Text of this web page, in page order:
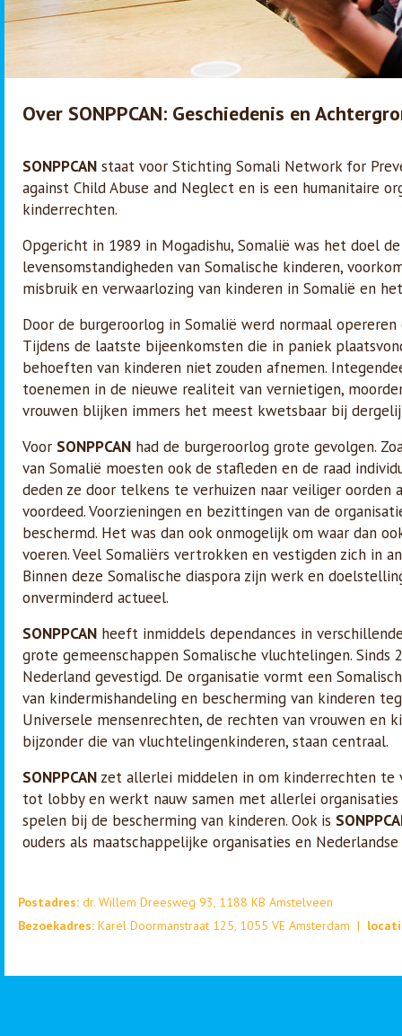
Over SONPPCAN: Geschiedenis en
SONPPCAN staat voor Stichting Somali Network for
against Child Abuse and Neglect en is een humanitaire
kinderrechten.
Opgericht in 1989 in Mogadishu, Somalië was het doel
levensomstandigheden van Somalische kinderen,
misbruik en verwaarlozing van kinderen in Somalië en
Door de burgeroorlog in Somalië werd normaal
Tijdens de laatste bijeenkomsten die in paniek
behoeften van kinderen niet zouden afnemen.
toenemen in de nieuwe realiteit van vernietigen,
vrouwen blijken immers het meest kwetsbaar bij
Voor SONPPCAN had de burgeroorlog grote gevolgen.
van Somalië moesten ook de stafleden en de raad
deden ze door telkens te verhuizen naar veiliger oorden
voordeed. Voorzieningen en bezittingen van de
beschermd. Het was dan ook onmogelijk om waar dan
voeren. Veel Somaliërs vertrokken en vestigden zich in
Binnen deze Somalische diaspora zijn werk en
onverminderd actueel.
SONPPCAN heeft inmiddels dependances in
grote gemeenschappen Somalische vluchtelingen. Sinds
Nederland gevestigd. De organisatie vormt een
van kindermishandeling en bescherming van kinderen
Universele mensenrechten, de rechten van vrouwen en
bijzonder die van vluchtelingenkinderen, staan centraal.
SONPPCAN zet allerlei middelen in om kinderrechten te
tot lobby en werkt nauw samen met allerlei
spelen bij de bescherming van kinderen. Ook is
ouders als maatschappelijke organisaties en
Postadres: dr. Willem Dreesweg 93, 1188 KB Amstelveen
Bezoekadres: Karel Doormanstraat 125, 1055 VE Amsterdam |